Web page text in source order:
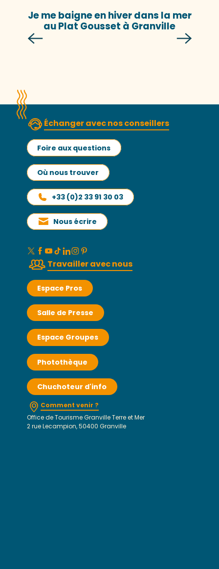
Je me baigne en hiver dans la mer
au Plat Gousset à Granville
Échanger avec nos conseillers
Foire aux questions
Où nous trouver
+33 (0)2 33 91 30 03
Nous écrire
Travailler avec nous
Espace Pros
Salle de Presse
Espace Groupes
Photothèque
Chuchoteur d'info
Comment venir ?
Office de Tourisme Granville Terre et Mer
2 rue Lecampion, 50400 Granville